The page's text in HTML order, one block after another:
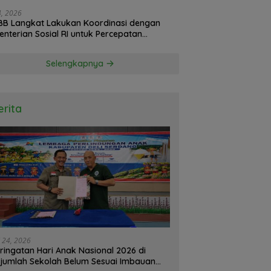
2026
Langkat Lakukan Koordinasi dengan
Sosial RI untuk Percepatan
Selengkapnya
24, 2026
Hari Anak Nasional 2026 di
Sekolah Belum Sesuai Imbauan